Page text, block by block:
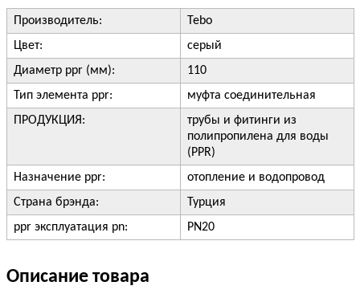
Производитель:
Tebo
Цвет:
серый
Диаметр ppr (мм):
110
Тип элемента ppr:
муфта соединительная
ПРОДУКЦИЯ:
трубы и фитинги из
полипропилена для воды
(PPR)
Назначение ppr:
отопление и водопровод
Страна брэнда:
Турция
ppr эксплуатация pn:
PN20
Описание товара